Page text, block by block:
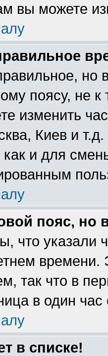
вы можете
но
поясу, не
изменить
Киев и
как и для
пояс, но
что указали
времени.
так что в
в один
в списке!